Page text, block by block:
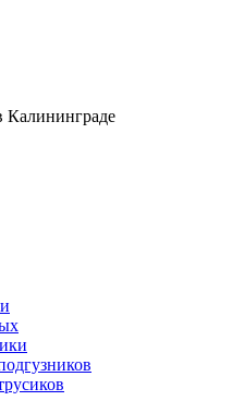
Калининграде